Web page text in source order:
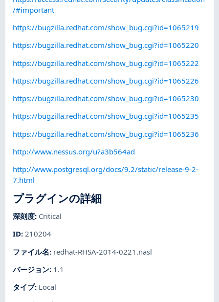
/#important
https://bugzilla.redhat.com/show_bug.cgi?id=1065219
https://bugzilla.redhat.com/show_bug.cgi?id=1065220
https://bugzilla.redhat.com/show_bug.cgi?id=1065222
https://bugzilla.redhat.com/show_bug.cgi?id=1065226
https://bugzilla.redhat.com/show_bug.cgi?id=1065230
https://bugzilla.redhat.com/show_bug.cgi?id=1065235
https://bugzilla.redhat.com/show_bug.cgi?id=1065236
http://www.nessus.org/u?a3b564ad
http://www.postgresql.org/docs/9.2/static/release-9-2-
7.html
プラグインの詳細
深刻度: Critical
ID:210204
ファイル名: redhat-RHSA-2014-0221.nasl
バージョン: 1.1
タイプ: Local